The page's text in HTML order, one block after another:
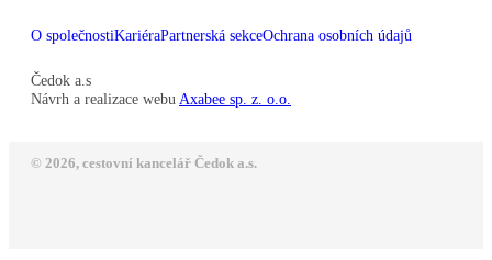
O společnostiKariéraPartnerská sekceOchrana osobních údajů
Čedok a.s
Návrh a realizace webu Axabee sp. z. o.o.
© 2026, cestovní kancelář Čedok a.s.